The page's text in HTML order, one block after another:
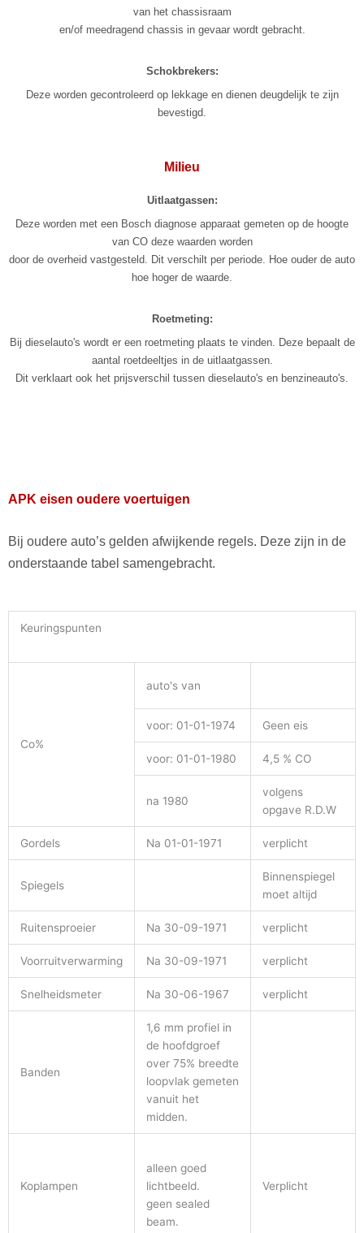
van het chassisraam
en/of meedragend chassis in gevaar wordt gebracht.
Schokbrekers:
Deze worden gecontroleerd op lekkage en dienen deugdelijk te zijn
bevestigd.
Milieu
Uitlaatgassen:
Deze worden met een Bosch diagnose apparaat gemeten op de hoogte
van CO deze waarden worden
door de overheid vastgesteld. Dit verschilt per periode. Hoe ouder de auto
hoe hoger de waarde.
Roetmeting:
Bij dieselauto's wordt er een roetmeting plaats te vinden. Deze bepaalt de
aantal roetdeeltjes in de uitlaatgassen.
Dit verklaart ook het prijsverschil tussen dieselauto's en benzineauto's.
APK eisen oudere voertuigen
Bij oudere auto’s gelden afwijkende regels. Deze zijn in de
onderstaande tabel samengebracht.
Keuringspunten
Co%
auto's van
voor: 01-01-1974 Geen eis
voor: 01-01-1980 4,5 % CO
na 1980
volgens
opgave R.D.W
Gordels Na 01-01-1971 verplicht
Spiegels
Binnenspiegel
moet altijd
Ruitensproeier Na 30-09-1971 verplicht
Voorruitverwarming Na 30-09-1971 verplicht
Snelheidsmeter Na 30-06-1967 verplicht
Banden
1,6 mm profiel in
de hoofdgroef
over 75% breedte
loopvlak gemeten
vanuit het
midden.
Koplampen
alleen goed
lichtbeeld.
geen sealed
beam.
Verplicht